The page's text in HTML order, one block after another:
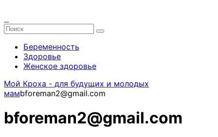
Беременность
Здоровье
Женское здоровье
Мой Кроха - для будущих и молодых
мамbforeman2@gmail.com
bforeman2@gmail.com